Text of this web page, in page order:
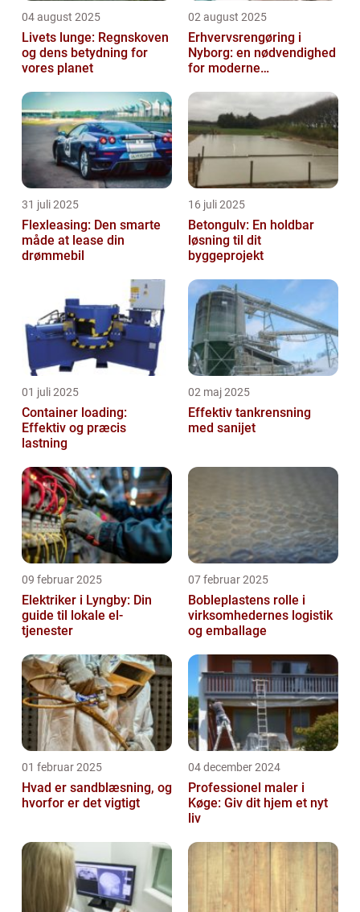
04 august 2025
Livets lunge: Regnskoven
og dens betydning for
vores planet
02 august 2025
Erhvervsrengøring i
Nyborg: en nødvendighed
for moderne
31 juli 2025
Flexleasing: Den smarte
måde at lease din
drømmebil
16 juli 2025
Betongulv: En holdbar
løsning til dit
byggeprojekt
01 juli 2025
Container loading:
Effektiv og præcis
lastning
02 maj 2025
Effektiv tankrensning
med sanijet
09 februar 2025
Elektriker i Lyngby: Din
guide til lokale el-
tjenester
07 februar 2025
Bobleplastens rolle i
virksomhedernes logistik
og emballage
01 februar 2025
Hvad er sandblæsning, og
hvorfor er det vigtigt
04 december 2024
Professionel maler i
Køge: Giv dit hjem et nyt
liv